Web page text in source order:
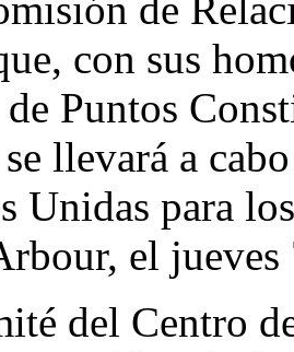
con sus
Puntos
llevará a
Unidas para
el jueves
del Centro